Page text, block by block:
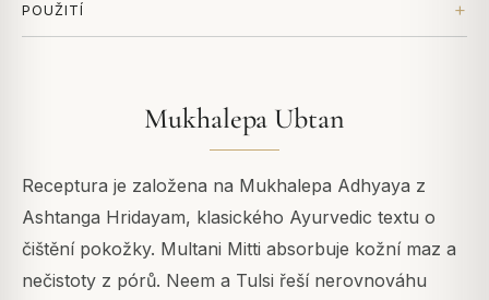
POUŽITÍ
Mukhalepa Ubtan
Receptura je založena na Mukhalepa Adhyaya z
Ashtanga Hridayam, klasického Ayurvedic textu o
čištění pokožky. Multani Mitti absorbuje kožní maz a
nečistoty z pórů. Neem a Tulsi řeší nerovnováhu